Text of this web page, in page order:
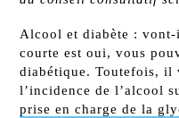
Alcool et diabète : vont-
courte est oui, vous
diabétique. Toutefois, il
l’incidence de l’alcool
prise en charge de la